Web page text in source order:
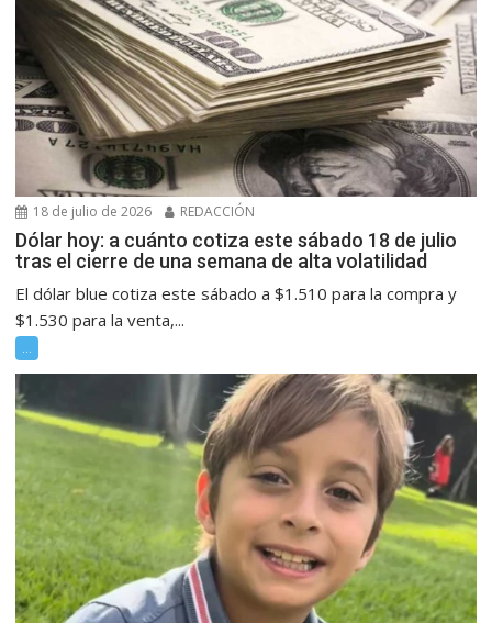
18 de julio de 2026 REDACCIÓN
Dólar hoy: a cuánto cotiza este sábado 18 de julio
tras el cierre de una semana de alta volatilidad
El dólar blue cotiza este sábado a $1.510 para la compra y
$1.530 para la venta,...
...